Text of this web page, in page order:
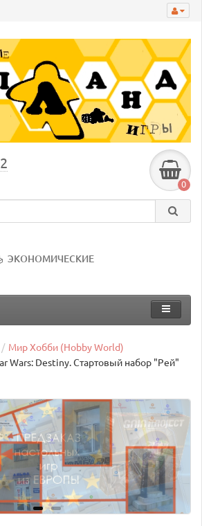
0
ЭКОНОМИЧЕСКИЕ
Мир Хобби (Hobby World)
Wars: Destiny. Стартовый набор "Рей"